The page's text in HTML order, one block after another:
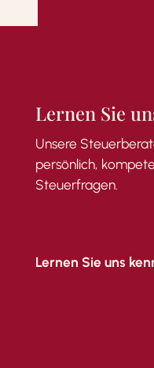
Lernen Sie
Unsere
persönlich,
Steuerfragen.
Lernen Sie uns